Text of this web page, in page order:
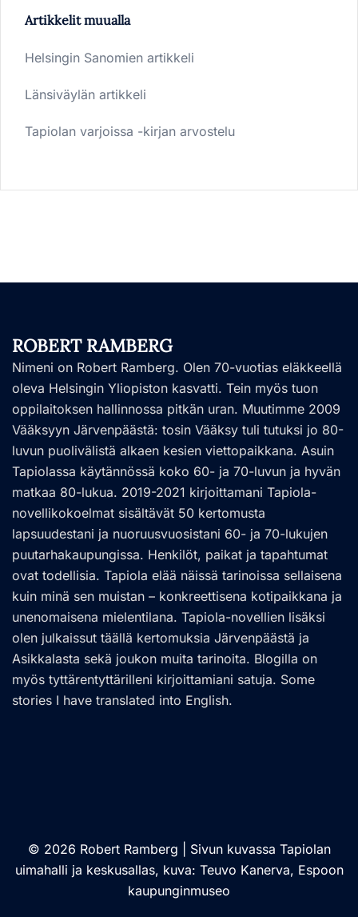
Artikkelit muualla
Helsingin Sanomien artikkeli
Länsiväylän artikkeli
Tapiolan varjoissa -kirjan arvostelu
ROBERT RAMBERG
Nimeni on Robert Ramberg. Olen 70-vuotias eläkkeellä
oleva Helsingin Yliopiston kasvatti. Tein myös tuon
oppilaitoksen hallinnossa pitkän uran. Muutimme 2009
Vääksyyn Järvenpäästä: tosin Vääksy tuli tutuksi jo 80-
luvun puolivälistä alkaen kesien viettopaikkana. Asuin
Tapiolassa käytännössä koko 60- ja 70-luvun ja hyvän
matkaa 80-lukua. 2019-2021 kirjoittamani Tapiola-
novellikokoelmat sisältävät 50 kertomusta
lapsuudestani ja nuoruusvuosistani 60- ja 70-lukujen
puutarhakaupungissa. Henkilöt, paikat ja tapahtumat
ovat todellisia. Tapiola elää näissä tarinoissa sellaisena
kuin minä sen muistan – konkreettisena kotipaikkana ja
unenomaisena mielentilana. Tapiola-novellien lisäksi
olen julkaissut täällä kertomuksia Järvenpäästä ja
Asikkalasta sekä joukon muita tarinoita. Blogilla on
myös tyttärentyttärilleni kirjoittamiani satuja. Some
stories I have translated into English.
© 2026 Robert Ramberg | Sivun kuvassa Tapiolan
uimahalli ja keskusallas, kuva: Teuvo Kanerva, Espoon
kaupunginmuseo